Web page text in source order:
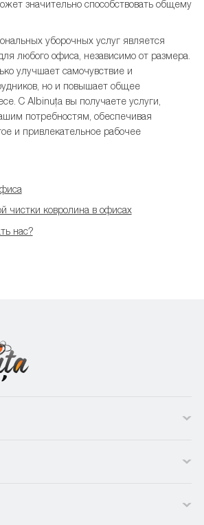
значительно способствовать общему
уборочных услуг является
любого офиса, независимо от размера.
улучшает самочувствие и
но и повышает общее
С Albinuța вы получаете услуги,
потребностям, обеспечивая
и привлекательное рабочее
чистки ковролина в офисах
нас?